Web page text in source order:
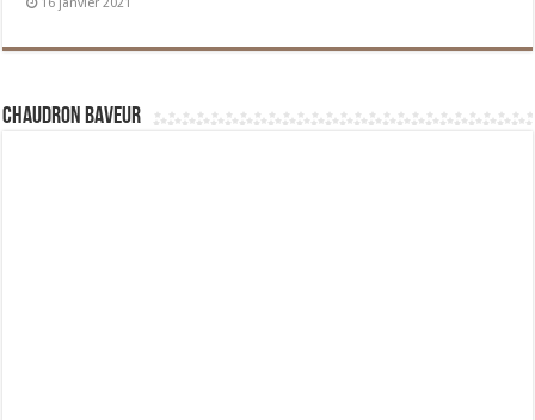
16 janvier 2021
Chaudron Baveur